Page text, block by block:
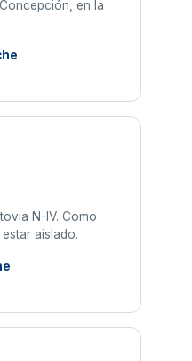
en la
N-IV. Como
aislado.